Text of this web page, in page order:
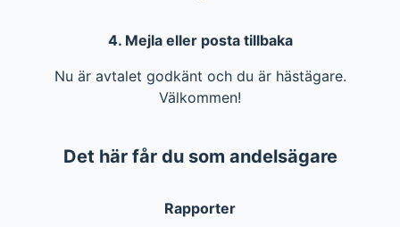
4. Mejla eller posta tillbaka
Nu är avtalet godkänt och du är hästägare.
Välkommen!
Det här får du som andelsägare
Rapporter